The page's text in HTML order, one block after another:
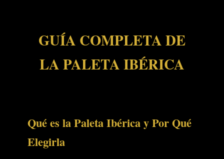
GUÍA COMPLETA DE
LA PALETA IBÉRICA
Qué es la Paleta Ibérica y Por Qué
Elegirla